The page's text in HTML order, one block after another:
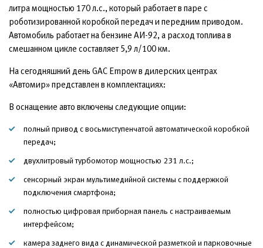
литра мощностью 170 л.с., который работает в паре с
роботизированной коробкой передач и передним приводом.
Автомобиль работает на бензине АИ-92, а расход топлива в
смешанном цикле составляет 5,9 л/100 км.
На сегодняшний день GAC Empow в дилерских центрах
«Автомир» представлен в комплектациях:
В оснащение авто включены следующие опции:
полный привод с восьмиступенчатой автоматической коробкой
передач;
двухлитровый турбомотор мощностью 231 л.с.;
сенсорный экран мультимедийной системы с поддержкой
подключения смартфона;
полностью цифровая приборная панель с настраиваемым
интерфейсом;
камера заднего вида с динамической разметкой и парковочные